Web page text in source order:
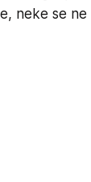
neke se ne